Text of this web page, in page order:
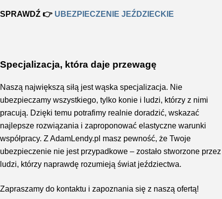
SPRAWDŹ 👉 UBEZPIECZENIE JEŹDZIECKIE
Specjalizacja, która daje przewagę
Naszą największą siłą jest wąska specjalizacja. Nie
ubezpieczamy wszystkiego, tylko konie i ludzi, którzy z nimi
pracują. Dzięki temu potrafimy realnie doradzić, wskazać
najlepsze rozwiązania i zaproponować elastyczne warunki
współpracy. Z AdamLendy.pl masz pewność, że Twoje
ubezpieczenie nie jest przypadkowe – zostało stworzone przez
ludzi, którzy naprawdę rozumieją świat jeździectwa.
Zapraszamy do kontaktu i zapoznania się z naszą ofertą!